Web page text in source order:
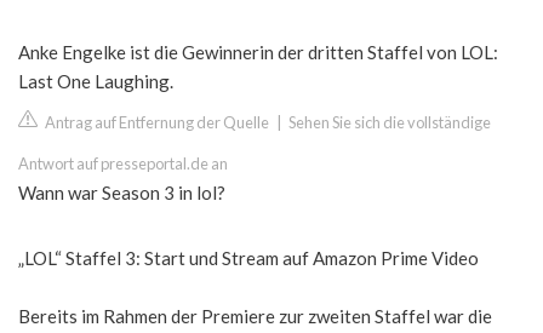
Anke Engelke ist die Gewinnerin der dritten Staffel von LOL:
Last One Laughing.
Antrag auf Entfernung der Quelle Sehen Sie sich die vollständige
Antwort auf presseportal.de an
Wann war Season 3 in lol?
„LOL“ Staffel 3: Start und Stream auf Amazon Prime Video
Bereits im Rahmen der Premiere zur zweiten Staffel war die